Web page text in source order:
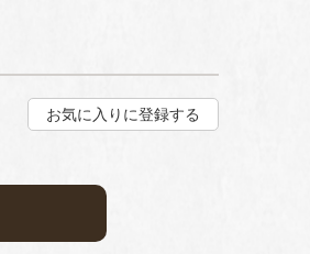
お気に入りに登録する